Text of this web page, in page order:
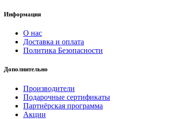
Информация
О нас
Доставка и оплата
Политика Безопасности
Дополнительно
Производители
Подарочные сертификаты
Партнёрская программа
Акции